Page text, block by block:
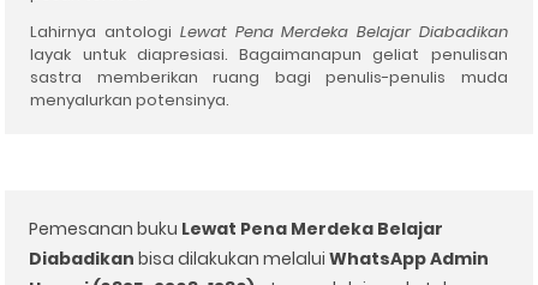
Lahirnya antologi Lewat Pena Merdeka Belajar Diabadikan
layak untuk diapresiasi. Bagaimanapun geliat penulisan
sastra memberikan ruang bagi penulis-penulis muda
menyalurkan potensinya.
Pemesanan buku Lewat Pena Merdeka Belajar
Diabadikan bisa dilakukan melaluiWhatsApp Admin